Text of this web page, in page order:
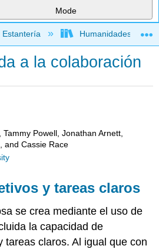
Mode
jerarquía global
Estantería Humanidades
a la colaboración
Powell, Jonathan Arnett,
and Cassie Race
y tareas claros
se crea mediante el uso de
la capacidad de
tareas claros. Al igual que con